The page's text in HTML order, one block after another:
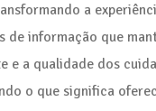
a
de informação que
e a qualidade dos
o que significa